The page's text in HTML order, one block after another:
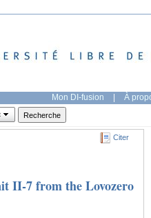
Mon DI-fusion | À
Citer
II-7 from the Lovozero